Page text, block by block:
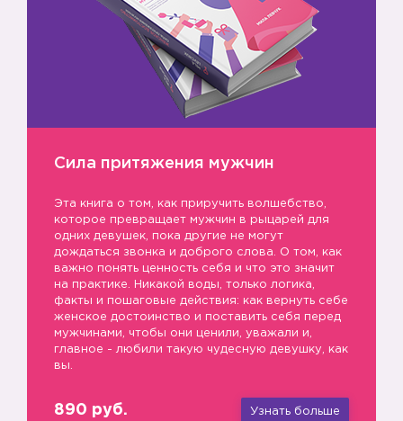
Сила притяжения мужчин
Эта книга о том, как приручить волшебство,
которое превращает мужчин в рыцарей для
одних девушек, пока другие не могут
дождаться звонка и доброго слова. О том, как
важно понять ценность себя и что это значит
на практике. Никакой воды, только логика,
факты и пошаговые действия: как вернуть себе
женское достоинство и поставить себя перед
мужчинами, чтобы они ценили, уважали и,
главное - любили такую чудесную девушку, как
вы.
890 руб. Узнать больше